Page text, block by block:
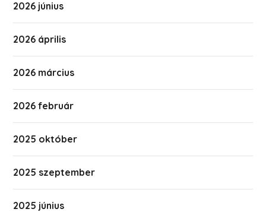
2026 június
2026 április
2026 március
2026 február
2025 október
2025 szeptember
2025 június